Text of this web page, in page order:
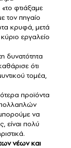
φτιάξαμε
τον πηγαίο
κρυφά, μετά
εργαλείο
δυνατότητα
ότι
τομέα,
προϊόντα
πολλαπλών
να
είναι πολύ
νέων και